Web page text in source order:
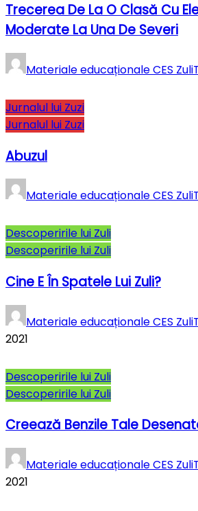
Trecerea De La O Clasă Cu
Moderate La Una De Severi
Materiale educaționale CES
Jurnalul lui Zuzi
Jurnalul lui Zuzi
Abuzul
Materiale educaționale CES
Descoperirile lui Zuli
Descoperirile lui Zuli
Cine E În Spatele Lui Zuli?
Materiale educaționale CES
2021
Descoperirile lui Zuli
Descoperirile lui Zuli
Creează Benzile Tale
Materiale educaționale CES
2021